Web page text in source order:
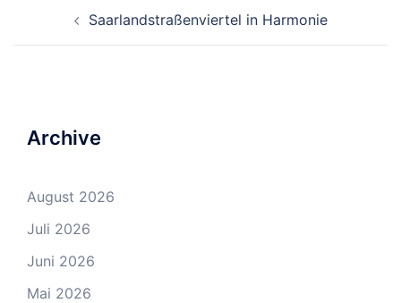
NavigationSaarlandstraßenviertel in Harmonie
Archive
August 2026
Juli 2026
Juni 2026
Mai 2026